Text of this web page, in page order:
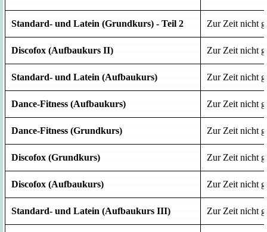
Standard- und Latein (Grundkurs) - Teil 2 Zur Zeit nicht
Discofox (Aufbaukurs II) Zur Zeit nicht
Standard- und Latein (Aufbaukurs) Zur Zeit nicht
Dance-Fitness (Aufbaukurs) Zur Zeit nicht
Dance-Fitness (Grundkurs) Zur Zeit nicht
Discofox (Grundkurs) Zur Zeit nicht
Discofox (Aufbaukurs) Zur Zeit nicht
Standard- und Latein (Aufbaukurs III) Zur Zeit nicht